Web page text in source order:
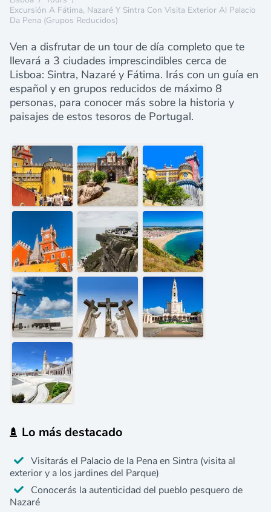
Excursión A Fátima, Nazaré Y Sintra Con Visita Exterior Al Palacio
Da Pena (Grupos Reducidos)
Ven a disfrutar de un tour de día completo que te
llevará a 3 ciudades imprescindibles cerca de
Lisboa: Sintra, Nazaré y Fátima. Irás con un guía en
español y en grupos reducidos de máximo 8
personas, para conocer más sobre la historia y
paisajes de estos tesoros de Portugal.
Lo más destacado
Visitarás el Palacio de la Pena en Sintra (visita al
exterior y a los jardines del Parque)
Conocerás la autenticidad del pueblo pesquero de
Nazaré